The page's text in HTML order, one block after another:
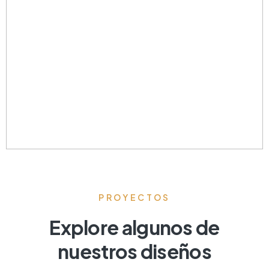
PROYECTOS
Explore algunos de
nuestros diseños